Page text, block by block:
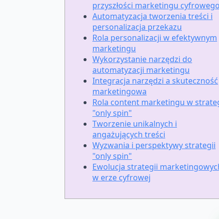
przyszłości marketingu cyfrowego
Automatyzacja tworzenia treści i
personalizacja przekazu
Rola personalizacji w efektywnym
marketingu
Wykorzystanie narzędzi do
automatyzacji marketingu
Integracja narzędzi a skuteczność
marketingowa
Rola content marketingu w
"only spin"
Tworzenie unikalnych i
angażujących treści
Wyzwania i perspektywy strategii
"only spin"
Ewolucja strategii
w erze cyfrowej